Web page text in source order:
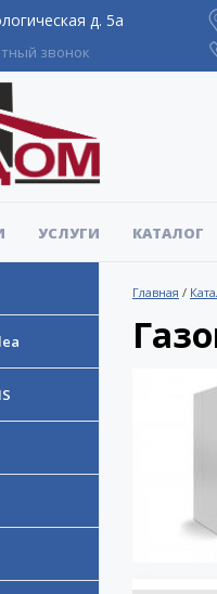
д. 5а
звонок
УСЛУГИ КАТАЛОГ
Главная /